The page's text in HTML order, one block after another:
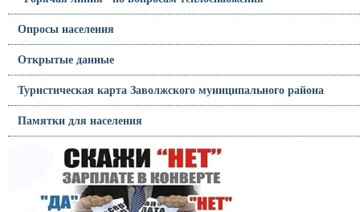
Опросы населения
Открытые данные
Туристическая карта Заволжского муниципального района
Памятки для населения